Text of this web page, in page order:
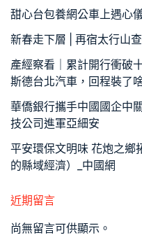
甜心台包養網公車上遇心
新春走下層 | 再宿太行山
產經察看｜累計開行衝
斯德台北汽車，回程裝了
華僑銀行攜手中國國企中
技公司進軍亞細安
平安環保文明味 花炮之鄉
的縣域經濟）_中國網
近期留言
尚無留言可供顯示。